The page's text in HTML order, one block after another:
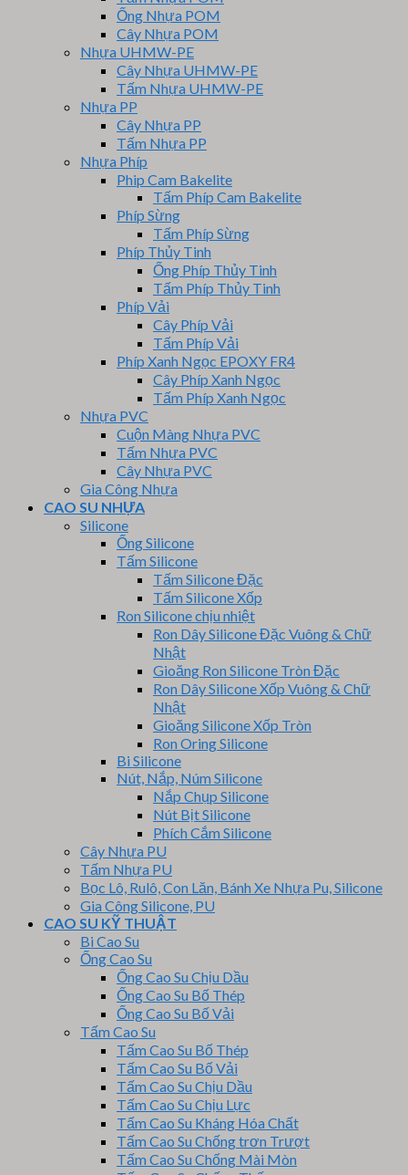
Ống Nhựa POM
Cây Nhựa POM
Nhựa UHMW-PE
Cây Nhựa UHMW-PE
Tấm Nhựa UHMW-PE
Nhựa PP
Cây Nhựa PP
Tấm Nhựa PP
Nhựa Phíp
Phip Cam Bakelite
Tấm Phíp Cam Bakelite
Phíp Sừng
Tấm Phíp Sừng
Phíp Thủy Tinh
Ống Phíp Thủy Tinh
Tấm Phíp Thủy Tinh
Phíp Vải
Cây Phíp Vải
Tấm Phíp Vải
Phíp Xanh Ngọc EPOXY FR4
Cây Phíp Xanh Ngọc
Tấm Phíp Xanh Ngọc
Nhựa PVC
Cuộn Màng Nhựa PVC
Tấm Nhựa PVC
Cây Nhựa PVC
Gia Công Nhựa
CAO SU NHỰA
Silicone
Ống Silicone
Tấm Silicone
Tấm Silicone Đặc
Tấm Silicone Xốp
Ron Silicone chịu nhiệt
Ron Dây Silicone Đặc Vuông & Chữ
Nhật
Gioăng Ron Silicone Tròn Đặc
Ron Dây Silicone Xốp Vuông & Chữ
Nhật
Gioăng Silicone Xốp Tròn
Ron Oring Silicone
Bi Silicone
Nút, Nắp, Núm Silicone
Nắp Chụp Silicone
Nút Bịt Silicone
Phích Cắm Silicone
Cây Nhựa PU
Tấm Nhựa PU
Bọc Lô, Rulô, Con Lăn, Bánh Xe Nhựa Pu, Silicone
Gia Công Silicone, PU
CAO SU KỸ THUẬT
Bi Cao Su
Ống Cao Su
Ống Cao Su Chịu Dầu
Ống Cao Su Bố Thép
Ống Cao Su Bố Vải
Tấm Cao Su
Tấm Cao Su Bố Thép
Tấm Cao Su Bố Vải
Tấm Cao Su Chịu Dầu
Tấm Cao Su Chịu Lực
Tấm Cao Su Kháng Hóa Chất
Tấm Cao Su Chống trơn Trượt
Tấm Cao Su Chống Mài Mòn